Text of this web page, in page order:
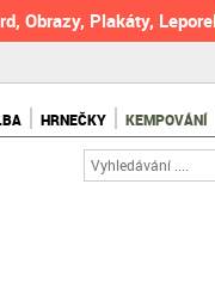
Obrazy, Plakáty,
HRNEČKY KEMPOVÁNÍ